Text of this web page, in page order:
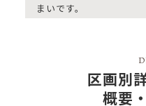
まいです。
区画別
概要